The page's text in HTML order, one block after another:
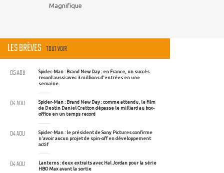
Magnifique
LES BRÈVES TOUT VOIR
Spider-Man : Brand New Day : en France, un succès
record aussi avec 3 millions d'entrées en une
semaine
05 AOU
Spider-Man : Brand New Day : comme attendu, le film
de Destin Daniel Cretton dépasse le milliard au box-
office en un temps record
04 AOU
Spider-Man : le président de Sony Pictures confirme
n'avoir aucun projet de spin-off en développement
actif
04 AOU
Lanterns : deux extraits avec Hal Jordan pour la série
HBO Max avant la sortie
04 AOU